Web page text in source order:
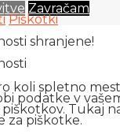
Zavračam
Piškotki
shranjene!
koli spletno
podatke v
Tukaj
za piškotke.